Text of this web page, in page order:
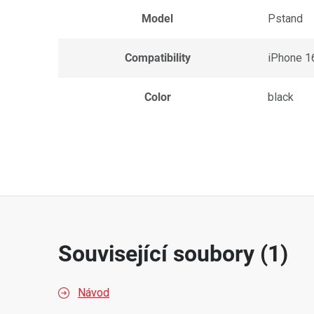
Model Pstand
Compatibility iPhone
Color black
Související soubory (1)
Návod